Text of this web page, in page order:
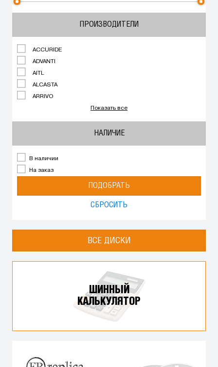
ПРОИЗВОДИТЕЛИ
ACCURIDE
ADVANTI
AITL
ALCASTA
ARRIVO
Показать все
НАЛИЧИЕ
В наличии
На заказ
ПОДОБРАТЬ
СБРОСИТЬ
ВСЕ ДИСКИ
ШИННЫЙ
КАЛЬКУЛЯТОР